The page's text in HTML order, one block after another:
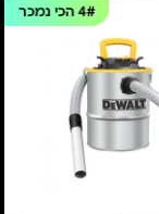
4#הכי נמכר